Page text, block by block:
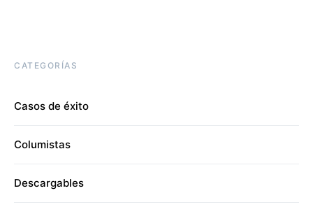
CATEGORÍAS
Casos de éxito
Columistas
Descargables